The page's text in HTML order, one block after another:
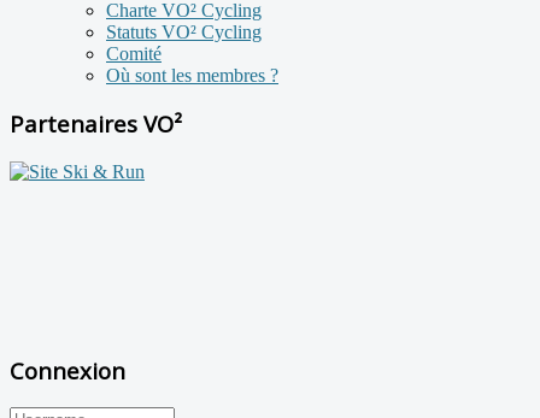
Charte VO² Cycling
Statuts VO² Cycling
Comité
Où sont les membres ?
Partenaires VO²
Connexion